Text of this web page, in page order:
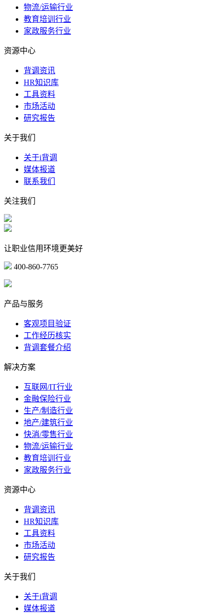
物流/运输行业
教育培训行业
家政服务行业
资源中心
背调资讯
HR知识库
工具资料
市场活动
研究报告
关于我们
关于i背调
媒体报道
联系我们
关注我们
让职业信用环境更美好
400-860-7765
产品与服务
客观项目验证
工作经历核实
背调套餐介绍
解决方案
互联网/IT行业
金融保险行业
生产/制造行业
地产/建筑行业
快消/零售行业
物流/运输行业
教育培训行业
家政服务行业
资源中心
背调资讯
HR知识库
工具资料
市场活动
研究报告
关于我们
关于i背调
媒体报道